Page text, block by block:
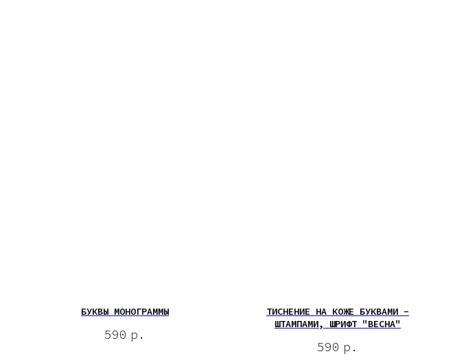
БУКВЫ МОНОГРАММЫ
590 р.
ТИСНЕНИЕ НА КОЖЕ БУКВАМИ -
ШТАМПАМИ, ШРИФТ "ВЕСНА"
590 р.